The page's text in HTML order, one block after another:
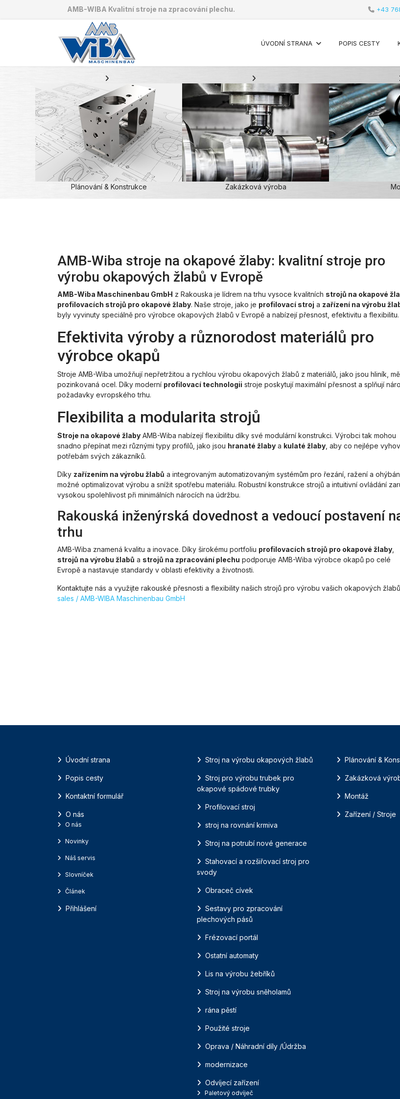
AMB-WIBA Kvalitní stroje na zpracování plechu. +43
ÚVODNÍ STRANA POPIS CESTY
Plánování & Konstrukce Zakázková výroba
AMB-Wiba stroje na okapové žlaby: kvalitní stroje pro
výrobu okapových žlabů v Evropě
AMB-Wiba Maschinenbau GmbH z Rakouska je lídrem na trhu vysoce kvalitních strojů na okapové
profilovacích strojů pro okapové žlaby. Naše stroje, jako je profilovací stroj a zařízení na výrobu
byly vyvinuty speciálně pro výrobce okapových žlabů v Evropě a nabízejí přesnost, efektivitu a flexibilitu.
Efektivita výroby a různorodost materiálů pro
výrobce okapů
Stroje AMB-Wiba umožňují nepřetržitou a rychlou výrobu okapových žlabů z materiálů, jako jsou hliník,
pozinkovaná ocel. Díky moderní profilovací technologii stroje poskytují maximální přesnost a splňují
požadavky evropského trhu.
Flexibilita a modularita strojů
Stroje na okapové žlaby AMB-Wiba nabízejí flexibilitu díky své modulární konstrukci. Výrobci tak mohou
snadno přepínat mezi různými typy profilů, jako jsou hranaté žlaby a kulaté žlaby , aby co nejlépe
potřebám svých zákazníků.
Díky zařízením na výrobu žlabů a integrovaným automatizovaným systémům pro řezání, ražení a
možné optimalizovat výrobu a snížit spotřebu materiálu. Robustní konstrukce strojů a intuitivní ovládání
vysokou spolehlivost při minimálních nárocích na údržbu.
Rakouská inženýrská dovednost a vedoucí postavení
trhu
AMB-Wiba znamená kvalitu a inovace. Díky širokému portfoliu profilovacích strojů pro okapové žlaby
strojů na výrobu žlabů a strojů na zpracování plechu podporuje AMB-Wiba výrobce okapů po celé
Evropě a nastavuje standardy v oblasti efektivity a životnosti.
Kontaktujte nás a využijte rakouské přesnosti a flexibility našich strojů pro výrobu vašich okapových
sales / AMB-WIBA Maschinenbau GmbH
Úvodní strana
Popis cesty
Kontaktní formulář
O nás
O nás
Novinky
Náš servis
Slovníček
Článek
Přihlášení
Stroj na výrobu okapových žlabů
Stroj pro výrobu trubek pro
okapové spádové trubky
Profilovací stroj
stroj na rovnání krmiva
Stroj na potrubí nové generace
Stahovací a rozšiřovací stroj pro
svody
Obraceč cívek
Sestavy pro zpracování
plechových pásů
Frézovací portál
Ostatní automaty
Lis na výrobu žebříků
Stroj na výrobu sněholamů
rána pěstí
Použité stroje
Oprava / Náhradní díly /Údržba
modernizace
Odvíjecí zařízení
Paletový odvíječ
Plánování &
Zakázková
Montáž
Zařízení / Stroje